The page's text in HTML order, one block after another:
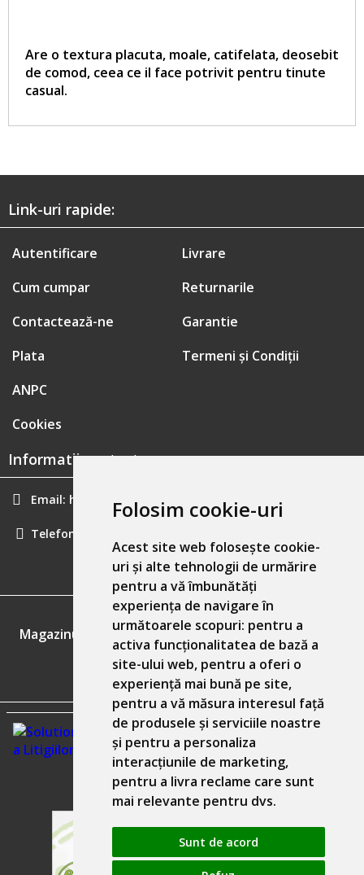
Folosim cookie-uri
Acest site web folosește cookie-
uri și alte tehnologii de urmărire
pentru a vă îmbunătăți
experiența de navigare în
următoarele scopuri: pentru a
activa funcționalitatea de bază a
site-ului web, pentru a oferi o
experiență mai bună pe site,
pentru a vă măsura interesul față
de produsele și serviciile noastre
și pentru a personaliza
interacțiunile de marketing,
pentru a livra reclame care sunt
mai relevante pentru dvs.
Sunt de acord
Are o textura placuta, moale, catifelata, deosebit
de comod, ceea ce il face potrivit pentru tinute
casual.
Link-uri rapide:
Autentificare
Cum cumpar
Contactează-ne
Plata
Livrare
Returnarile
Garantie
Termeni și Condiții
ANPC
Cookies
Informatii contact:
Email: hainecomode@gmail.com
Telefon:
GDPR
Magazinul nostru respecta 100% prevederile GDPR.
Informatiile mele personale